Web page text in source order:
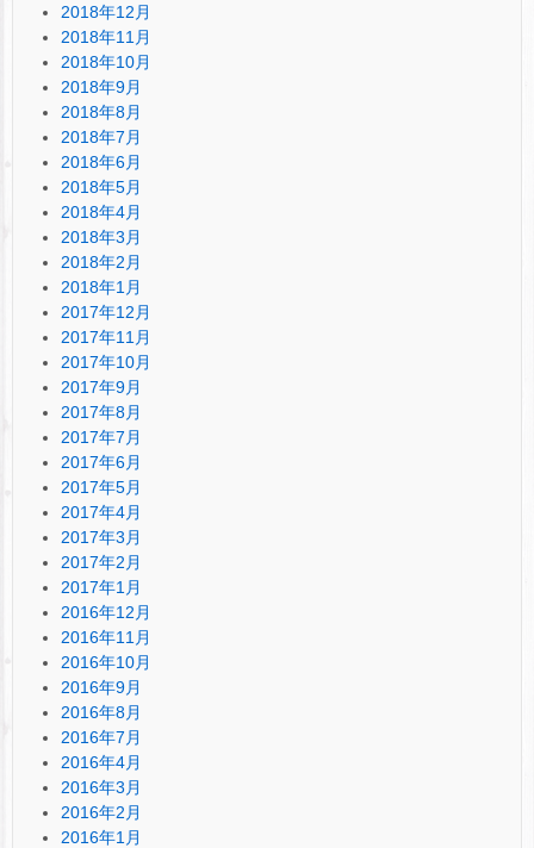
2018年12月
2018年11月
2018年10月
2018年9月
2018年8月
2018年7月
2018年6月
2018年5月
2018年4月
2018年3月
2018年2月
2018年1月
2017年12月
2017年11月
2017年10月
2017年9月
2017年8月
2017年7月
2017年6月
2017年5月
2017年4月
2017年3月
2017年2月
2017年1月
2016年12月
2016年11月
2016年10月
2016年9月
2016年8月
2016年7月
2016年4月
2016年3月
2016年2月
2016年1月